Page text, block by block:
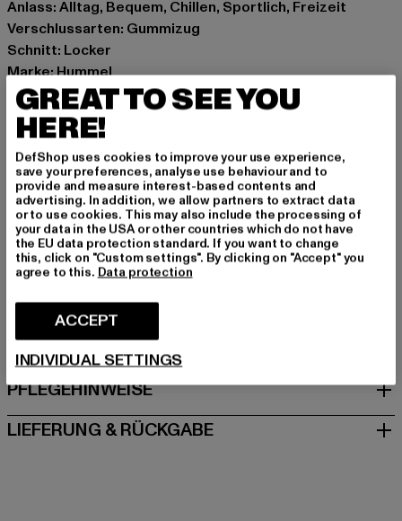
Anlass: Alltag, Bequem, Chillen, Sportlich, Freizeit
Verschlussarten: Gummizug
Schnitt: Locker
Marke: Hummel
Kat.: Track Pants
Farbe: blau
Hersteller Farbe: light blue/teal
Materialzusammensetzung: 70% Polyester, 30%
Baumwolle
Art.Nr: HUW126-006-22926
Hersteller: HUMMEL CENOZOIC APS |
info@newlinehalo.com
GRÖSSE & PASSFORM
PFLEGEHINWEISE
LIEFERUNG & RÜCKGABE
GREAT TO SEE YOU
HERE!
DefShop uses cookies to improve your use experience,
save your preferences, analyse use behaviour and to
provide and measure interest-based contents and
advertising. In addition, we allow partners to extract data
or to use cookies. This may also include the processing of
your data in the USA or other countries which do not have
the EU data protection standard. If you want to change
this, click on "Custom settings". By clicking on "Accept" you
agree to this. Data protection
ACCEPT
INDIVIDUAL SETTINGS